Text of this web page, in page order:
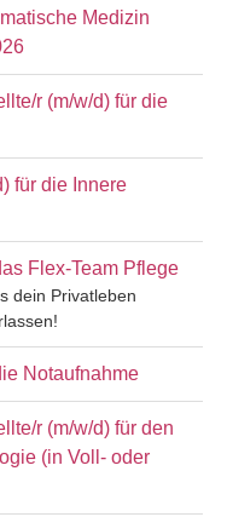
Medizin
r (m/w/d) für die
für die Innere
Flex-Team Pflege
dein Privatleben
Notaufnahme
r (m/w/d) für den
(in Voll- oder